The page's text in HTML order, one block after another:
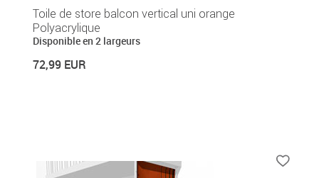
Toile de store balcon vertical uni orange
Polyacrylique
Disponible en 2 largeurs
72,99 EUR